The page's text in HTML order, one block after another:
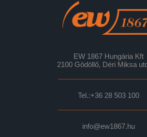
EW 1867 Hungária Kft
2100 Gödöllő, Déri Miksa
Tel.:+36 28 503 100
info@ew1867.hu